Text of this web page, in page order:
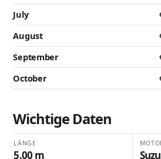
July
August
September
October
Wichtige Daten
LÄNGE
5.00 m